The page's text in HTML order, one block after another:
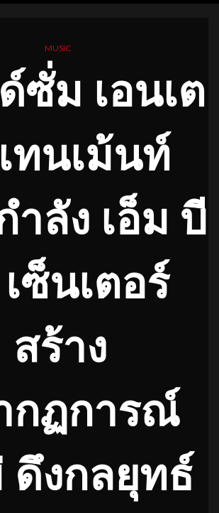
MUSIC
ซั่ม เอนเต
ทนเม้นท์
ำลัง เอ็ม บี
เซ็นเตอร์
สร้าง
กฏการณ์
ดึงกลยุทธ์